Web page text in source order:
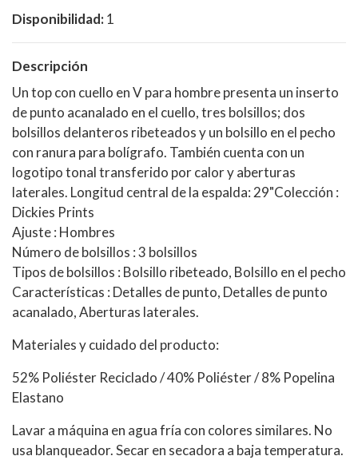
Disponibilidad:1
Descripción
Un top con cuello en V para hombre presenta un inserto
de punto acanalado en el cuello, tres bolsillos; dos
bolsillos delanteros ribeteados y un bolsillo en el pecho
con ranura para bolígrafo. También cuenta con un
logotipo tonal transferido por calor y aberturas
laterales. Longitud central de la espalda: 29"Colección :
Dickies Prints
Ajuste : Hombres
Número de bolsillos : 3 bolsillos
Tipos de bolsillos : Bolsillo ribeteado, Bolsillo en el pecho
Características : Detalles de punto, Detalles de punto
acanalado, Aberturas laterales.
Materiales y cuidado del producto:
52% Poliéster Reciclado / 40% Poliéster / 8% Popelina
Elastano
Lavar a máquina en agua fría con colores similares. No
usa blanqueador. Secar en secadora a baja temperatura.